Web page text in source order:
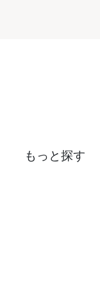
もっと探す